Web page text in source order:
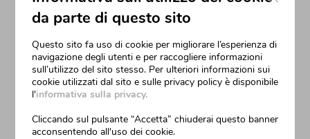
La Campagna RHAGADIL
da parte di questo sito
Questo sito fa uso di cookie per migliorare l’esperienza di
navigazione degli utenti e per raccogliere informazioni
sull’utilizzo del sito stesso. Per ulteriori informazioni sui
cookie utilizzati dal sito e sulle privacy policy è disponibile
l'informativa sulla privacy.
Cliccando sul pulsante “Accetta” chiuderai questo banner
acconsentendo all'uso dei cookie.